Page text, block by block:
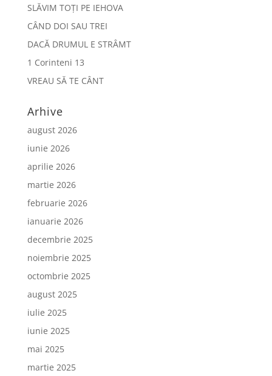
SLĂVIM TOȚI PE IEHOVA
CÂND DOI SAU TREI
DACĂ DRUMUL E STRÂMT
1 Corinteni 13
VREAU SĂ TE CÂNT
Arhive
august 2026
iunie 2026
aprilie 2026
martie 2026
februarie 2026
ianuarie 2026
decembrie 2025
noiembrie 2025
octombrie 2025
august 2025
iulie 2025
iunie 2025
mai 2025
martie 2025